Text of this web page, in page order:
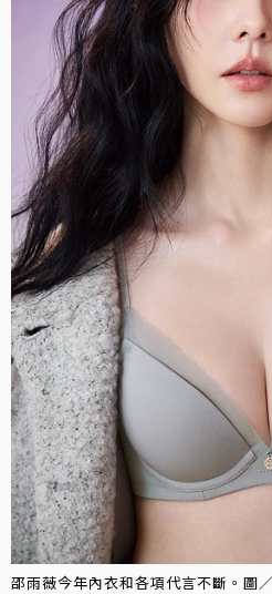
邵雨薇今年內衣和各項代言不斷。圖